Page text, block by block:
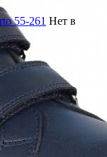
55-261 Нет в